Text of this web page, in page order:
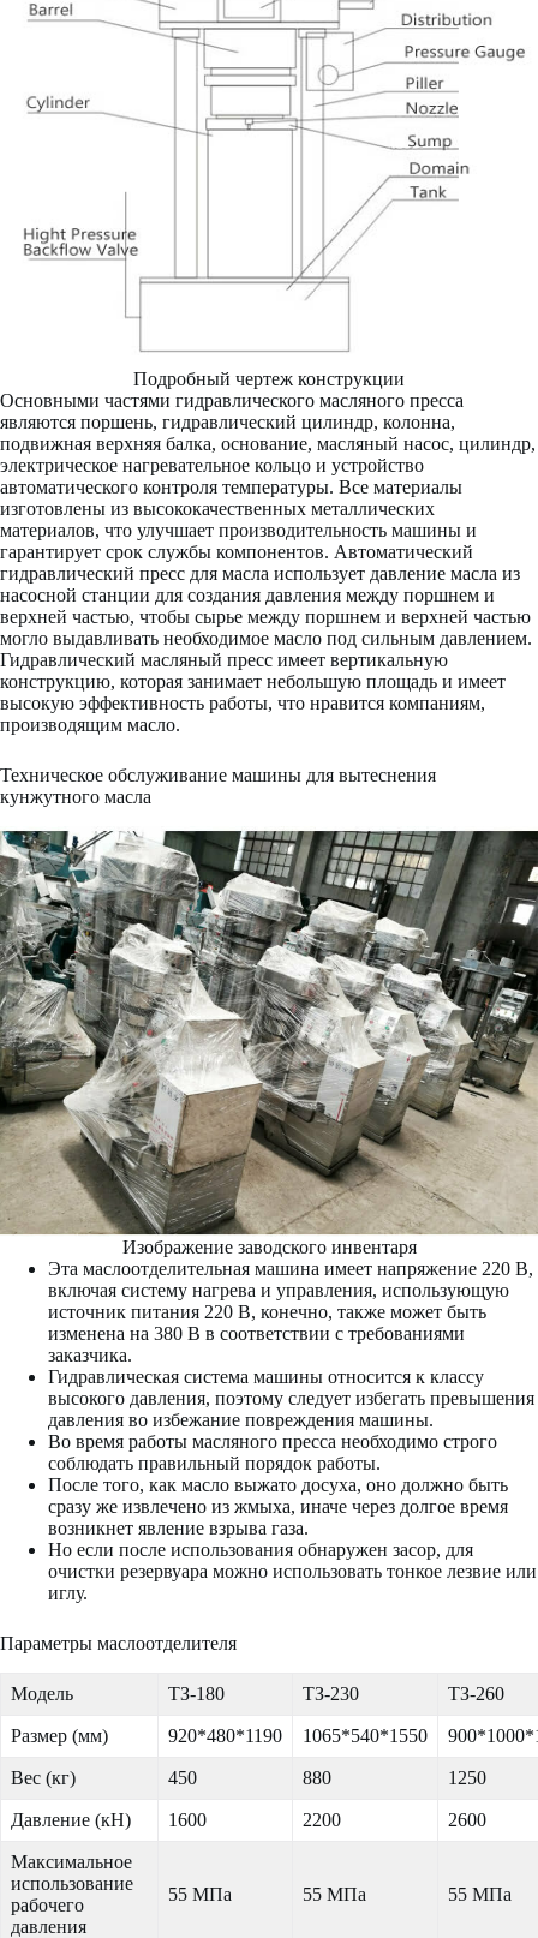
Подробный чертеж конструкции
Основными частями гидравлического масляного пресса
являются поршень, гидравлический цилиндр, колонна,
подвижная верхняя балка, основание, масляный насос, цилиндр,
электрическое нагревательное кольцо и устройство
автоматического контроля температуры. Все материалы
изготовлены из высококачественных металлических
материалов, что улучшает производительность машины и
гарантирует срок службы компонентов. Автоматический
гидравлический пресс для масла использует давление масла из
насосной станции для создания давления между поршнем и
верхней частью, чтобы сырье между поршнем и верхней частью
могло выдавливать необходимое масло под сильным давлением.
Гидравлический масляный пресс имеет вертикальную
конструкцию, которая занимает небольшую площадь и имеет
высокую эффективность работы, что нравится компаниям,
производящим масло.
Техническое обслуживание машины для вытеснения
кунжутного масла
Изображение заводского инвентаря
Эта маслоотделительная машина имеет напряжение 220 В,
включая систему нагрева и управления, использующую
источник питания 220 В, конечно, также может быть
изменена на 380 В в соответствии с требованиями
заказчика.
Гидравлическая система машины относится к классу
высокого давления, поэтому следует избегать превышения
давления во избежание повреждения машины.
Во время работы масляного пресса необходимо строго
соблюдать правильный порядок работы.
После того, как масло выжато досуха, оно должно быть
сразу же извлечено из жмыха, иначе через долгое время
возникнет явление взрыва газа.
Но если после использования обнаружен засор, для
очистки резервуара можно использовать тонкое лезвие или
иглу.
Параметры маслоотделителя
Модель ТЗ-180 ТЗ-230 ТЗ-260
Размер (мм) 920*480*1190 1065*540*1550
Вес (кг) 450 880 1250
Давление (кН) 1600 2200 2600
Максимальное
использование
рабочего
давления
55 МПа 55 МПа 55 МПа